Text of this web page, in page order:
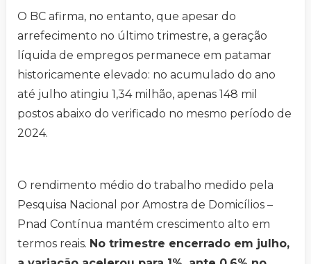
O BC afirma, no entanto, que apesar do
arrefecimento no último trimestre, a geração
líquida de empregos permanece em patamar
historicamente elevado: no acumulado do ano
até julho atingiu 1,34 milhão, apenas 148 mil
postos abaixo do verificado no mesmo período de
2024.
O rendimento médio do trabalho medido pela
Pesquisa Nacional por Amostra de Domicílios –
Pnad Contínua mantém crescimento alto em
termos reais. No trimestre encerrado em julho,